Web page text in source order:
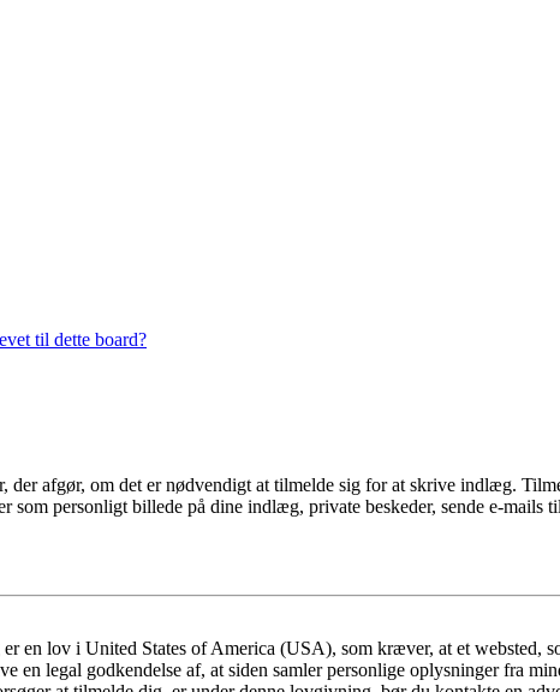
til dette board?
der afgør, om det er nødvendigt at tilmelde sig for at skrive indlæg.
personligt billede på dine indlæg, private beskeder, sende e-mails
en lov i United States of America (USA), som kræver, at et websted,
en legal godkendelse af, at siden samler personlige oplysninger fra